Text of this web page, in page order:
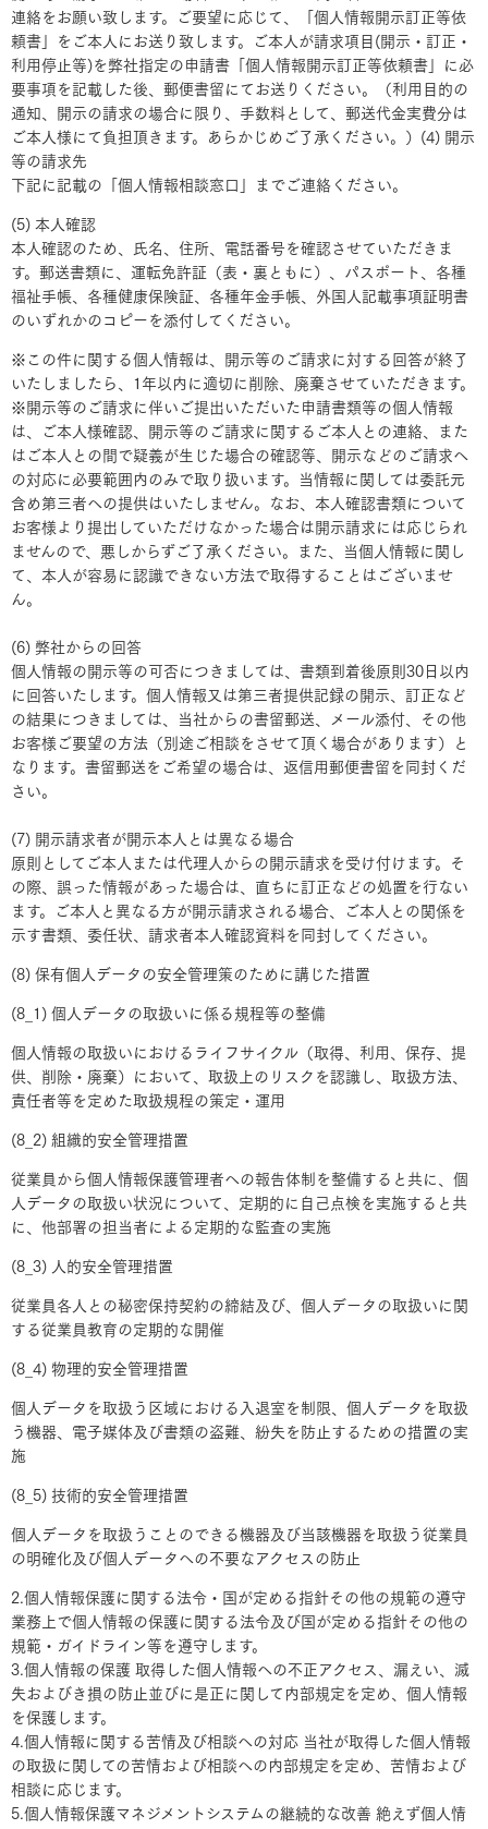
連絡をお願い致します。ご要望に応じて、「個人情報開示訂正等依
頼書」をご本人にお送り致します。ご本人が請求項目(開示・訂正・
利用停止等)を弊社指定の申請書「個人情報開示訂正等依頼書」に必
要事項を記載した後、郵便書留にてお送りください。（利用目的の
通知、開示の請求の場合に限り、手数料として、郵送代金実費分は
ご本人様にて負担頂きます。あらかじめご了承ください。）(4) 開示
等の請求先
下記に記載の「個人情報相談窓口」までご連絡ください。
(5) 本人確認
本人確認のため、氏名、住所、電話番号を確認させていただきま
す。郵送書類に、運転免許証（表・裏ともに）、パスポート、各種
福祉手帳、各種健康保険証、各種年金手帳、外国人記載事項証明書
のいずれかのコピーを添付してください。
※この件に関する個人情報は、開示等のご請求に対する回答が終了
いたしましたら、1年以内に適切に削除、廃棄させていただきます。
※開示等のご請求に伴いご提出いただいた申請書類等の個人情報
は、ご本人様確認、開示等のご請求に関するご本人との連絡、また
はご本人との間で疑義が生じた場合の確認等、開示などのご請求へ
の対応に必要範囲内のみで取り扱います。当情報に関しては委託元
含め第三者への提供はいたしません。なお、本人確認書類について
お客様より提出していただけなかった場合は開示請求には応じられ
ませんので、悪しからずご了承ください。また、当個人情報に関し
て、本人が容易に認識できない方法で取得することはございませ
ん。
(6) 弊社からの回答
個人情報の開示等の可否につきましては、書類到着後原則30日以内
に回答いたします。個人情報又は第三者提供記録の開示、訂正など
の結果につきましては、当社からの書留郵送、メール添付、その他
お客様ご要望の方法（別途ご相談をさせて頂く場合があります）と
なります。書留郵送をご希望の場合は、返信用郵便書留を同封くだ
さい。
(7) 開示請求者が開示本人とは異なる場合
原則としてご本人または代理人からの開示請求を受け付けます。そ
の際、誤った情報があった場合は、直ちに訂正などの処置を行ない
ます。ご本人と異なる方が開示請求される場合、ご本人との関係を
示す書類、委任状、請求者本人確認資料を同封してください。
(8) 保有個人データの安全管理策のために講じた措置
(8_1) 個人データの取扱いに係る規程等の整備
個人情報の取扱いにおけるライフサイクル（取得、利用、保存、提
供、削除・廃棄）において、取扱上のリスクを認識し、取扱方法、
責任者等を定めた取扱規程の策定・運用
(8_2) 組織的安全管理措置
従業員から個人情報保護管理者への報告体制を整備すると共に、個
人データの取扱い状況について、定期的に自己点検を実施すると共
に、他部署の担当者による定期的な監査の実施
(8_3) 人的安全管理措置
従業員各人との秘密保持契約の締結及び、個人データの取扱いに関
する従業員教育の定期的な開催
(8_4) 物理的安全管理措置
個人データを取扱う区域における入退室を制限、個人データを取扱
う機器、電子媒体及び書類の盗難、紛失を防止するための措置の実
施
(8_5) 技術的安全管理措置
個人データを取扱うことのできる機器及び当該機器を取扱う従業員
の明確化及び個人データへの不要なアクセスの防止
2.個人情報保護に関する法令・国が定める指針その他の規範の遵守
業務上で個人情報の保護に関する法令及び国が定める指針その他の
規範・ガイドライン等を遵守します。
3.個人情報の保護 取得した個人情報への不正アクセス、漏えい、滅
失およびき損の防止並びに是正に関して内部規定を定め、個人情報
を保護します。
4.個人情報に関する苦情及び相談への対応 当社が取得した個人情報
の取扱に関しての苦情および相談への内部規定を定め、苦情および
相談に応じます。
5.個人情報保護マネジメントシステムの継続的な改善 絶えず個人情